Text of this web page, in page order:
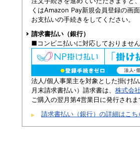
くはAmazon Pay新規会員登録の画
お支払いの手続きをしてください。
請求書払い（銀行）
■コンビニ払いに対応しておりませ
法人/個人事業主を対象とした掛け
月末請求書払い）請求書は、 株式会
ご購入の翌月第4営業日に発行され
請求書払い（銀行）の詳細はこち